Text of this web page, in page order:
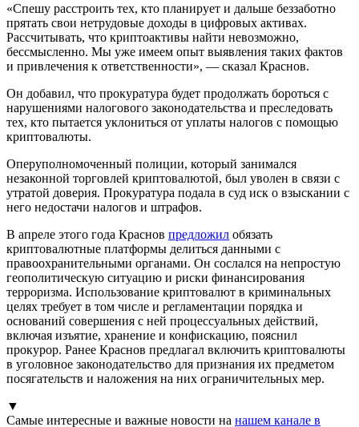
«Спешу расстроить тех, кто планирует и дальше беззаботно
прятать свои нетрудовые доходы в цифровых активах.
Рассчитывать, что криптоактивы найти невозможно,
бессмысленно. Мы уже имеем опыт выявления таких фактов
и привлечения к ответственности», — сказал Краснов.
Он добавил, что прокуратура будет продолжать бороться с
нарушениями налогового законодательства и преследовать
тех, кто пытается уклониться от уплаты налогов с помощью
криптовалюты.
Оперуполномоченный полиции, который занимался
незаконной торговлей криптовалютой, был уволен в связи с
утратой доверия. Прокуратура подала в суд иск о взыскании с
него недостачи налогов и штрафов.
В апреле этого года Краснов предложил обязать
криптовалютные платформы делиться данными с
правоохранительными органами. Он сослался на непростую
геополитическую ситуацию и риски финансирования
терроризма. Использование криптовалют в криминальных
целях требует в том числе и регламентации порядка и
оснований совершения с ней процессуальных действий,
включая изъятие, хранение и конфискацию, пояснил
прокурор. Ранее Краснов предлагал включить криптовалюты
в уголовное законодательство для признания их предметом
посягательств и наложения на них ограничительных мер.
▼
Самые интересные и важные новости на нашем канале в